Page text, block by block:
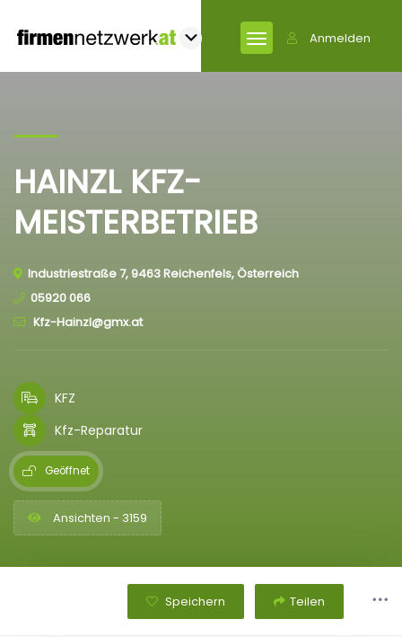
Anmelden
HAINZL KFZ-
MEISTERBETRIEB
Industriestraße 7, 9463 Reichenfels, Österreich
05920 066
Kfz-Hainzl@​gmx.at
KFZ
Kfz-Reparatur
Geöffnet
Ansichten - 3159
Speichern Teilen